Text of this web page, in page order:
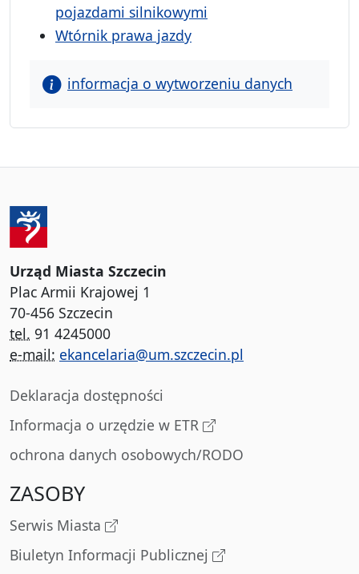
pojazdami silnikowymi
Wtórnik prawa jazdy
informacja o wytworzeniu danych
Urząd Miasta Szczecin
Plac Armii Krajowej 1
70-456 Szczecin
tel. 91 4245000
e-mail: ekancelaria@um.szczecin.pl
Deklaracja dostępności
Informacja o urzędzie w ETR
ochrona danych osobowych/RODO
ZASOBY
Serwis Miasta
Biuletyn Informacji Publicznej